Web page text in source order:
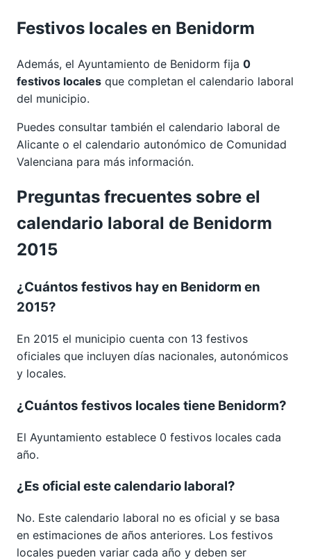
Festivos locales en Benidorm
Además, el Ayuntamiento de Benidorm fija 0
festivos locales que completan el calendario laboral
del municipio.
Puedes consultar también el calendario laboral de
Alicante o el calendario autonómico de Comunidad
Valenciana para más información.
Preguntas frecuentes sobre el
calendario laboral de Benidorm
2015
¿Cuántos festivos hay en Benidorm en
2015?
En 2015 el municipio cuenta con 13 festivos
oficiales que incluyen días nacionales, autonómicos
y locales.
¿Cuántos festivos locales tiene Benidorm?
El Ayuntamiento establece 0 festivos locales cada
año.
¿Es oficial este calendario laboral?
No. Este calendario laboral no es oficial y se basa
en estimaciones de años anteriores. Los festivos
locales pueden variar cada año y deben ser